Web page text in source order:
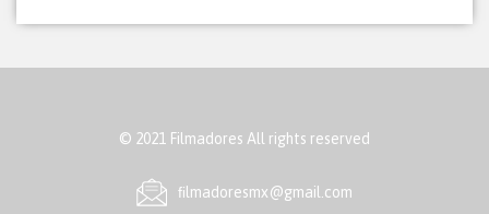
© 2021 Filmadores All rights reserved
ﬁlmadoresmx@gmail.com